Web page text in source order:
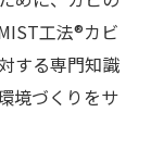
工法®カビ
する専門知識
境づくりをサ